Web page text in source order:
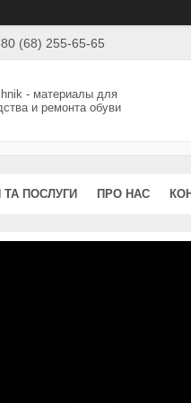
(68) 255-65-65
- материалы для
и ремонта обуви
ПОСЛУГИ ПРО НАС